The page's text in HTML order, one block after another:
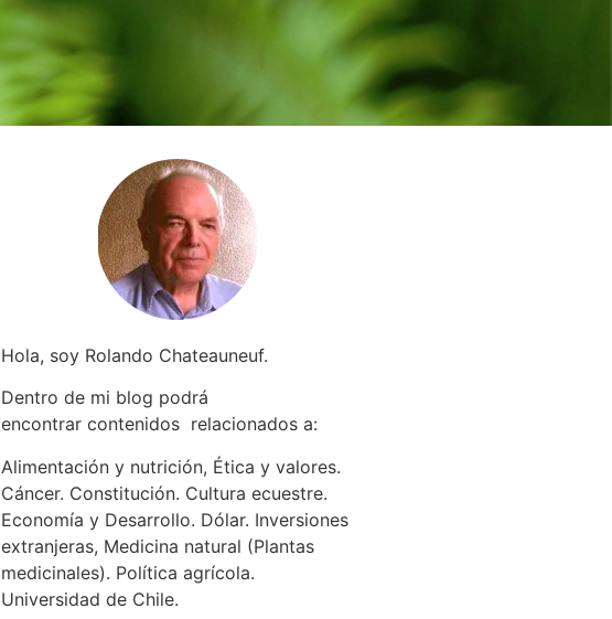
Hola, soy Rolando Chateauneuf.
Dentro de mi blog podrá
encontrar contenidos relacionados a:
Alimentación y nutrición, Ética y valores.
Cáncer. Constitución. Cultura ecuestre.
Economía y Desarrollo. Dólar. Inversiones
extranjeras, Medicina natural (Plantas
medicinales). Política agrícola.
Universidad de Chile.